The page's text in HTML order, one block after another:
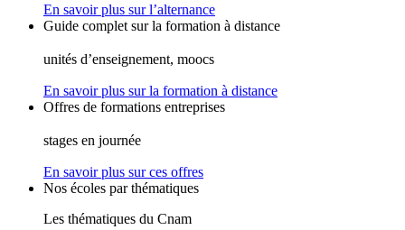
En savoir plus sur l’alternance
Guide complet sur la formation à distance
unités d’enseignement, moocs
En savoir plus sur la formation à distance
Offres de formations entreprises
stages en journée
En savoir plus sur ces offres
Nos écoles par thématiques
Les thématiques du Cnam